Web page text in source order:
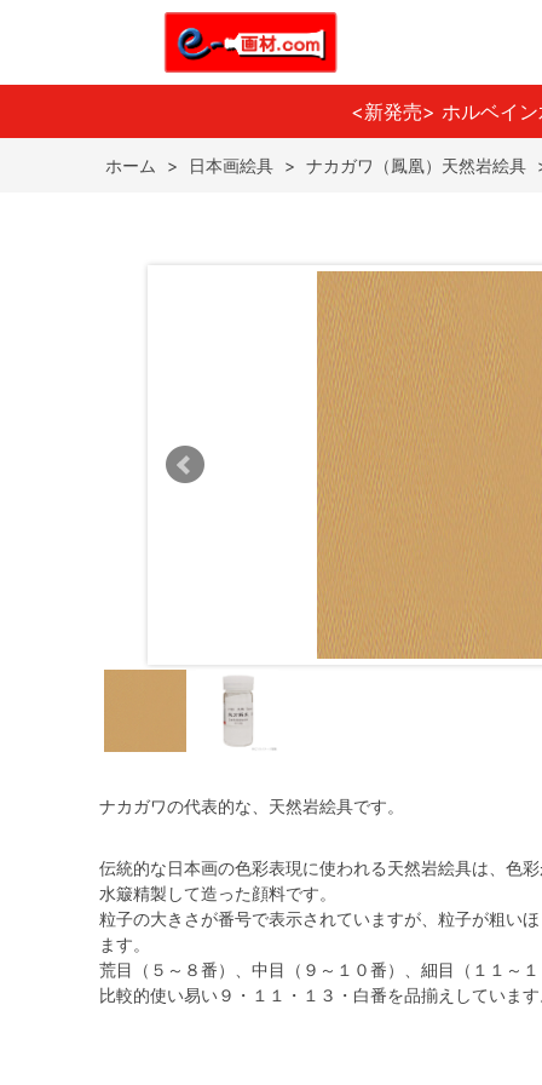
<新発売> ホルベイ
ホーム > 日本画絵具 > ナカガワ（鳳凰）天然岩絵具
ナカガワの代表的な、天然岩絵具です。
伝統的な日本画の色彩表現に使われる天然岩絵具は、色
水簸精製して造った顔料です。
粒子の大きさが番号で表示されていますが、粒子が粗い
ます。
荒目（５～８番）、中目（９～１０番）、細目（１１～
比較的使い易い９・１１・１３・白番を品揃えしていま